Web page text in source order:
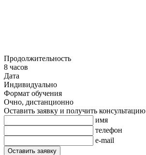
Продолжительность
8 часов
Дата
Индивидуально
Формат обучения
Очно, дистанционно
Оставить заявку и получить консультацию
имя
телефон
e-mail
Оставить заявку